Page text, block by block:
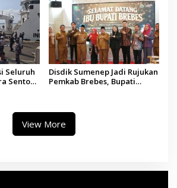
Seluruh
Sentosa
Disdik Sumenep Jadi Rujukan
Pemkab Brebes, Bupati
View More